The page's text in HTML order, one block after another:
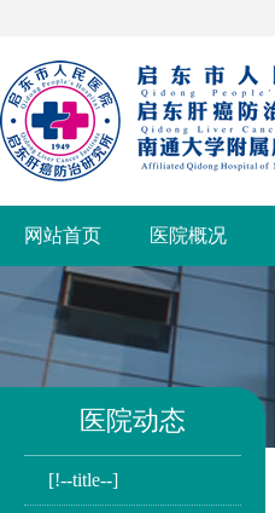
网站首页 医院概况
医院动态
[!--title--]